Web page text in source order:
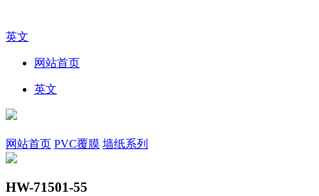
英文
网站首页
英文
网站首页 PVC覆膜 墙纸系列
HW-71501-55